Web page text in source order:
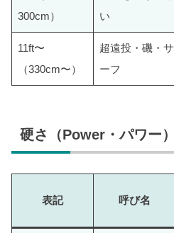
300cm）
い
11ft〜
（330cm〜）
超遠投・磯・サ
ーフ
硬さ（Power・パワー）
表記 呼び名